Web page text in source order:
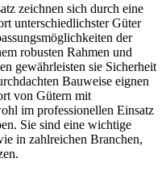
zeichnen sich durch eine
unterschiedlichster Güter
der
robusten Rahmen und
gewährleisten sie Sicherheit
Bauweise eignen
von Gütern mit
im professionellen Einsatz
Sie sind eine wichtige
in zahlreichen Branchen,